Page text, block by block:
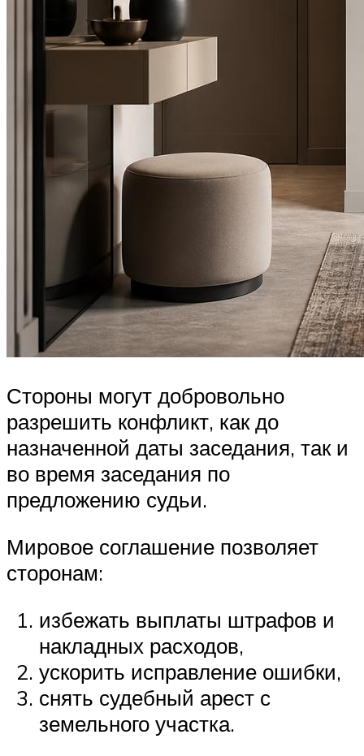
Стороны могут добровольно
разрешить конфликт, как до
назначенной даты заседания, так и
во время заседания по
предложению судьи.
Мировое соглашение позволяет
сторонам:
избежать выплаты штрафов и
накладных расходов,
ускорить исправление ошибки,
снять судебный арест с
земельного участка.